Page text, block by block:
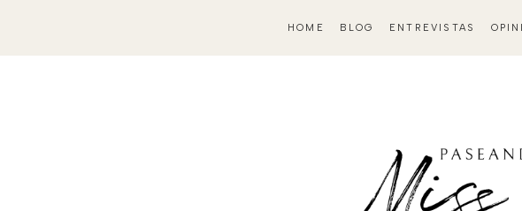
HOME BLOG ENTREVISTAS